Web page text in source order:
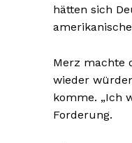
hätten sich
Merz machte
wieder
komme. „Ich
Forderung.